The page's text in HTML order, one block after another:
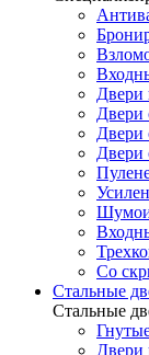
Двери
Двери
Двери
Двери
Со
Стальные
Стальные
Двери